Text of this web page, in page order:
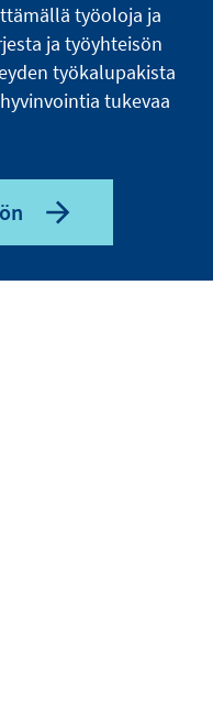
työoloja ja
ja työyhteisön
työkalupakista
tukevaa